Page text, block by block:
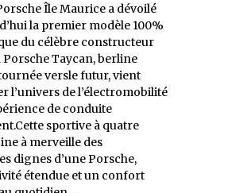
la premier modèle 100%
du célèbre constructeur
Porsche Taycan, berline
versle futur, vient
l’univers de l’électromobilité
de conduite
sportive à quatre
à merveille des
dignes d’une Porsche,
étendue et un confort